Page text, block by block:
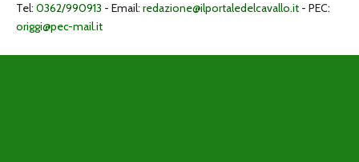
Tel: 0362/990913 - Email: redazione@ilportaledelcavallo.it - PEC:
origgi@pec-mail.it